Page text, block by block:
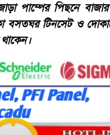
পাম্পের পিছনে
বসতঘর টিনসেট ও